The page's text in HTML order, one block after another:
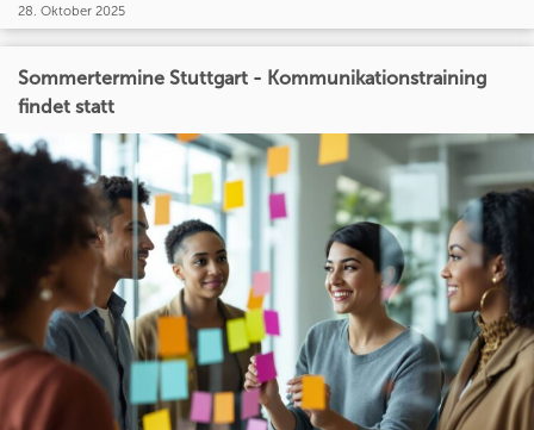
28. Oktober 2025
Sommertermine Stuttgart - Kommunikationstraining
findet statt